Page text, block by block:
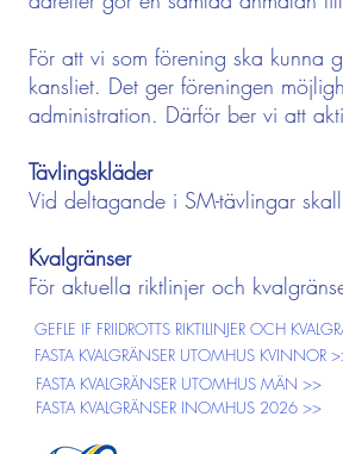
För att vi som förening ska kunna
kansliet. Det ger föreningen
administration. Därför ber vi att
Tävlingskläder
Vid deltagande i SM-tävlingar
Kvalgränser
För aktuella riktlinjer och
GEFLE IF FRIIDROTTS RIKTILINJER OCH
FASTA KVALGRÄNSER UTOMHUS KVINNOR
FASTA KVALGRÄNSER UTOMHUS MÄN >>
FASTA KVALGRÄNSER INOMHUS 2026 >>